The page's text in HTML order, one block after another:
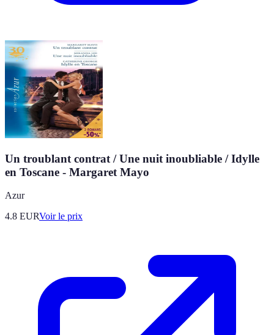
Un troublant contrat / Une nuit inoubliable / Idylle
en Toscane - Margaret Mayo
Azur
4.8 EURVoir le prix